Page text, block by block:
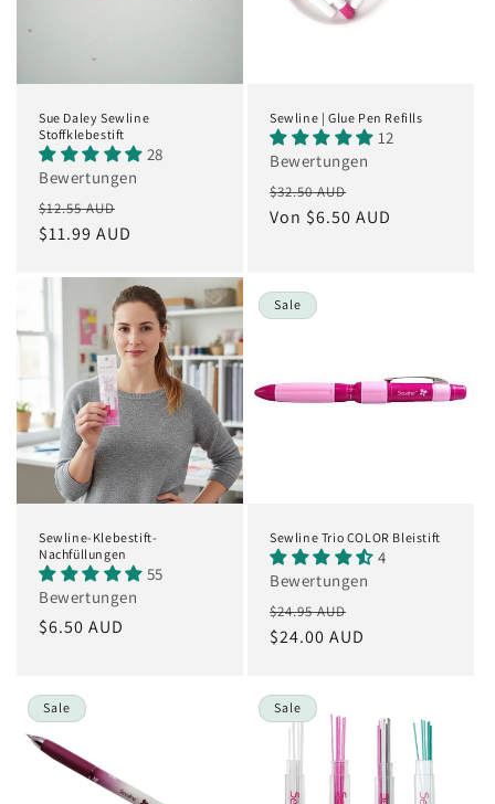
Sue Daley Sewline
Stoffklebestift
28
Bewertungen
Normaler
Preis
$12.55 AUD
$11.99 AUD
Sewline | Glue Pen Refills
12
Bewertungen
Normaler
Preis
$32.50 AUD
Von $6.50 AUD
Sewline-Klebestift-
Nachfüllungen
55
Bewertungen
Normaler
$6.50 AUD
Sale
Sewline Trio COLOR Bleistift
4
Bewertungen
Normaler
Preis
$24.95 AUD
$24.00 AUD
Sale Sale